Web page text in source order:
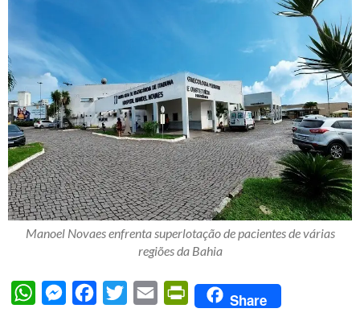
Manoel Novaes enfrenta superlotação de pacientes de várias
regiões da Bahia
WhatsAppMessengerFacebook
Twitter Email PrintFriendly
Share